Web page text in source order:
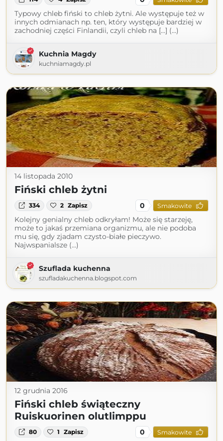
Typowy chleb fiński to chleb żytni. Ale występuje też w
innych odmianach np. ten, który występuje bardziej w
zachodniej części Finlandii, czyli chleb na […] (...)
Kuchnia Magdy
kuchniamagdy.pl
14 listopada 2010
Fiński chleb żytni
334 2 Zapisz 0 Smakowite
Kolejny genialny chleb odkryłam! Może się starzeję,
może to jakaś przemiana organizmu, ale nie podoba
mu się, gdy zjadam czysto-białe pieczywo.
Najwspanialsze (...)
Szuflada kuchenna
szufladakuchenna.blogspot.com
12 grudnia 2016
Fiński chleb świąteczny
Ruiskuorinen olutlimppu
80 1 Zapisz 0 Smakowite